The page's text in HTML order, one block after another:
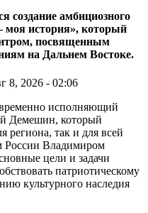
создание амбициозного
моя история», который
посвященным
на Дальнем Востоке.
8, 2026 - 02:06
исполняющий
Демешин, который
региона, так и для всей
России Владимиром
цели и задачи
патриотическому
культурного наследия